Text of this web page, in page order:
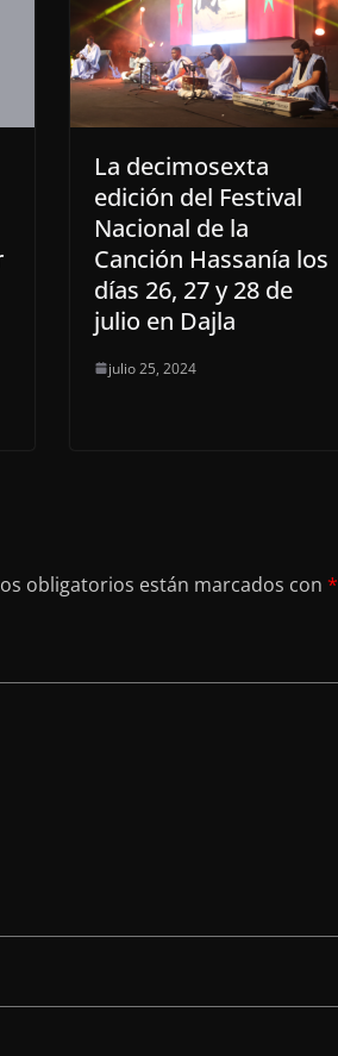
La decimosexta
edición del Festival
Nacional de la
Canción Hassanía los
días 26, 27 y 28 de
julio en Dajla
julio 25, 2024
obligatorios están marcados con *